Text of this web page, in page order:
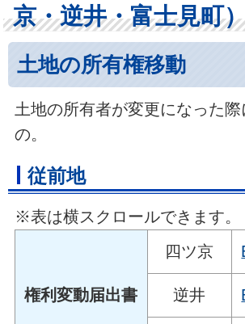
京・逆井・富士見町
土地の所有権移動
土地の所有者が変更になった際
の。
従前地
※表は横スクロールできます。
権利変動届出書
四ツ京
逆井